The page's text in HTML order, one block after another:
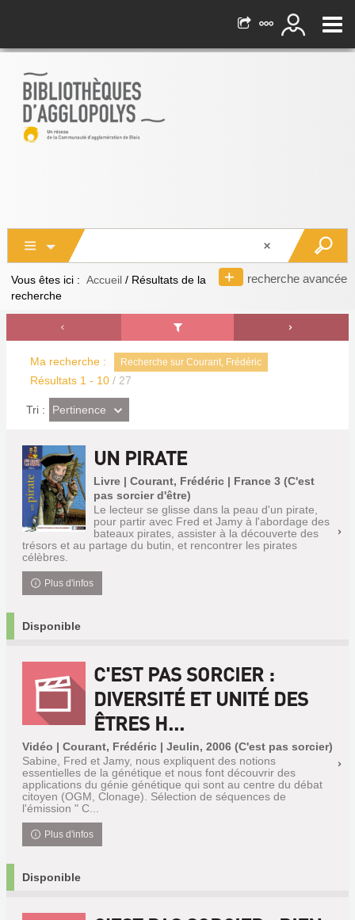
recherche avancée
Vous êtes ici : Accueil / Résultats de la
recherche
Ma recherche : Recherche sur Courant, Frédéric
Résultats 1 - 10 / 27
Tri : (Effet
imédiat)
Pertinence
UN PIRATE
Livre | Courant, Frédéric | France 3 (C'est
pas sorcier d'être)
Le lecteur se glisse dans la peau d'un pirate,
pour partir avec Fred et Jamy à l'abordage des
bateaux pirates, assister à la découverte des
trésors et au partage du butin, et rencontrer les pirates
célèbres.
Plus d'infos
Disponible
C'EST PAS SORCIER :
DIVERSITÉ ET UNITÉ DES
ÊTRES H...
Vidéo | Courant, Frédéric | Jeulin, 2006 (C'est pas sorcier)
Sabine, Fred et Jamy, nous expliquent des notions
essentielles de la génétique et nous font découvrir des
applications du génie génétique qui sont au centre du débat
citoyen (OGM, Clonage). Sélection de séquences de
l'émission " C...
Plus d'infos
Disponible